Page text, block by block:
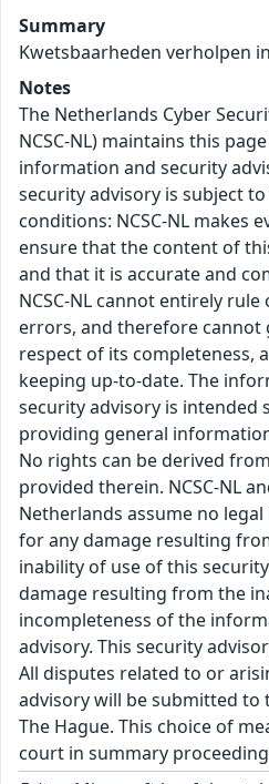
Summary
Kwetsbaarheden verholpen
Notes
The Netherlands Cyber
NCSC-NL) maintains this
information and security
security advisory is subject
conditions: NCSC-NL makes
ensure that the content of
and that it is accurate and
NCSC-NL cannot entirely
errors, and therefore cannot
respect of its completeness,
keeping up-to-date. The
security advisory is intended
providing general
No rights can be derived
provided therein. NCSC-NL
Netherlands assume no
for any damage resulting
inability of use of this
damage resulting from the
incompleteness of the
advisory. This security
All disputes related to or
advisory will be submitted
The Hague. This choice of
court in summary